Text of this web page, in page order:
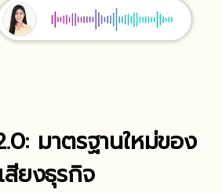
มาตรฐานใหม่ของ
เสียงธุรกิจ